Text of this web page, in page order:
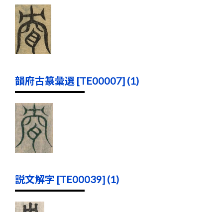
韻府古篆彙選 [TE00007] (1)
説文解字 [TE00039] (1)